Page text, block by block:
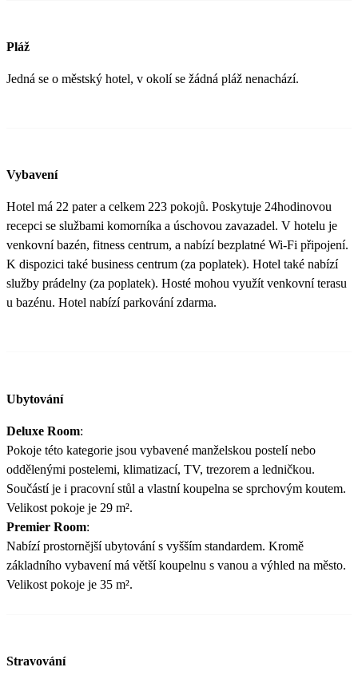
Pláž
Jedná se o městský hotel, v okolí se žádná pláž nenachází.
Vybavení
Hotel má 22 pater a celkem 223 pokojů. Poskytuje 24hodinovou
recepci se službami komorníka a úschovou zavazadel. V hotelu je
venkovní bazén, fitness centrum, a nabízí bezplatné Wi-Fi připojení.
K dispozici také business centrum (za poplatek). Hotel také nabízí
služby prádelny (za poplatek). Hosté mohou využít venkovní terasu
u bazénu. Hotel nabízí parkování zdarma.
Ubytování
Deluxe Room:
Pokoje této kategorie jsou vybavené manželskou postelí nebo
oddělenými postelemi, klimatizací, TV, trezorem a ledničkou.
Součástí je i pracovní stůl a vlastní koupelna se sprchovým koutem.
Velikost pokoje je 29 m².
Premier Room:
Nabízí prostornější ubytování s vyšším standardem. Kromě
základního vybavení má větší koupelnu s vanou a výhled na město.
Velikost pokoje je 35 m².
Stravování